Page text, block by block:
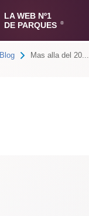
LA WEB Nº1
DE PARQUES
®
Blog Mas alla del 20...